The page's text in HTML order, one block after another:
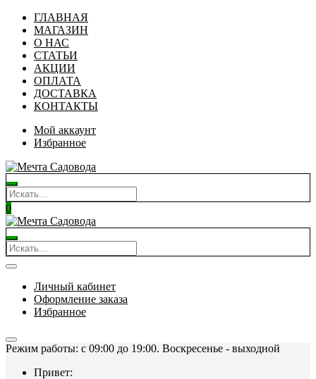
ГЛАВНАЯ
МАГАЗИН
О НАС
СТАТЬИ
АКЦИИ
ОПЛАТА
ДОСТАВКА
КОНТАКТЫ
Мой аккаунт
Избранное
0
Личный кабинет
Оформление заказа
Избранное
Режим работы: c 09:00 до 19:00. Воскресенье - выходной
Привет: